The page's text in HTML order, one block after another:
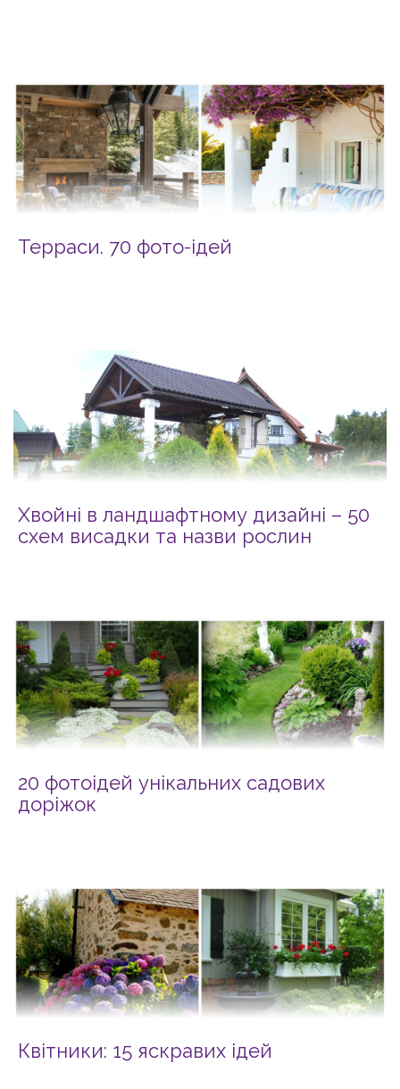
Терраси. 70 фото-ідей
Хвойні в ландшафтному дизайні – 50
схем висадки та назви рослин
20 фотоідей унікальних садових
доріжок
Квітники: 15 яскравих ідей